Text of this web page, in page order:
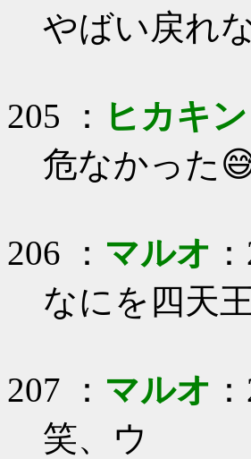
やばい戻れ
205 ： ヒカキン
危なかった
206 ： マルオ
なにを四天王
207 ： マルオ
笑、ウ